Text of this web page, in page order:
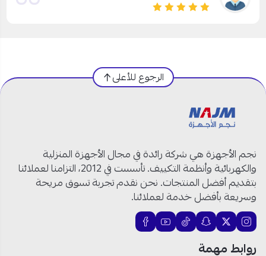
الرجوع للأعلى
نجم الأجهزة هي شركة رائدة في مجال الأجهزة المنزلية
والكهربائية وأنظمة التكييف. تأسست في 2012، التزامنا لعملائنا
بتقديم أفضل المنتجات. نحن نقدم تجربة تسوق مريحة
وسريعة بأفضل خدمة لعملائنا.
روابط مهمة